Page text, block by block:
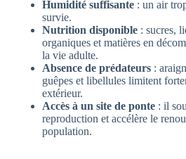
Humidité suffisante : un air
survie.
Nutrition disponible : sucres,
organiques et matières en
la vie adulte.
Absence de prédateurs :
guêpes et libellules limitent
extérieur.
Accès à un site de ponte : il
reproduction et accélère le
population.